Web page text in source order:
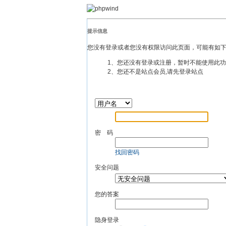
提示信息
您没有登录或者您没有权限访问此页面，可能有如
1、您还没有登录或注册，暂时不能使用此功
2、您还不是站点会员,请先登录站点
密 码
找回密码
安全问题
您的答案
隐身登录